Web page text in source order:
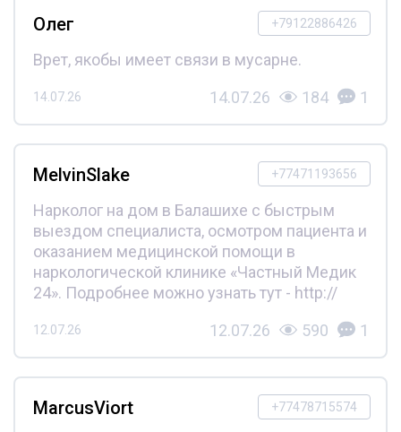
+79122886426
Олег
Врет, якобы имеет связи в мусарне.
14.07.26 14.07.26 184 1
+77471193656
MelvinSlake
Нарколог на дом в Балашихе с быстрым
выездом специалиста, осмотром пациента и
оказанием медицинской помощи в
наркологической клинике «Частный Медик
24». Подробнее можно узнать тут - http://
12.07.26 12.07.26 590 1
+77478715574
MarcusViort